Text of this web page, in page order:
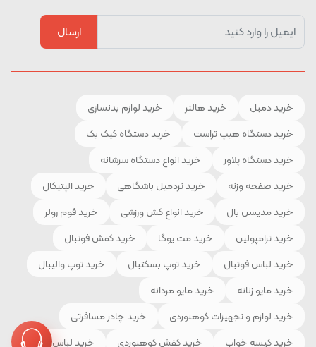
ارسال
خرید دمبل خرید هالتر
خرید لوازم بدنسازی
خرید دستگاه هیپ تراست
خرید دستگاه کیک بک
خرید دستگاه پلاور
خرید انواع دستگاه سرشانه
خرید صفحه وزنه
خرید تردمیل باشگاهی
خرید الپتیکال
خرید مدیسن بال
خرید انواع کش ورزشی
خرید فوم رولر
خرید ترامپولین
خرید مت یوگا
خرید کفش فوتبال
خرید لباس فوتبال
خرید توپ بسکتبال
خرید توپ والیبال
خرید مایو زنانه
خرید مایو مردانه
خرید لوازم و تجهیزات کوهنوردی
خرید چادر مسافرتی
خرید کیسه خواب
خرید کفش کوهنوردی خرید لباس ورزشی